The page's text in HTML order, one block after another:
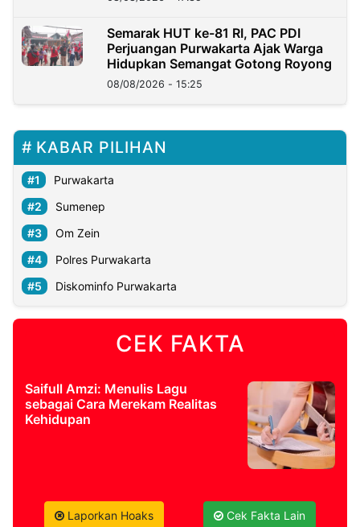
Semarak HUT ke-81 RI, PAC PDI
Perjuangan Purwakarta Ajak Warga
Hidupkan Semangat Gotong Royong
08/08/2026 - 15:25
KABAR PILIHAN
Purwakarta
Sumenep
Om Zein
Polres Purwakarta
Diskominfo Purwakarta
CEK FAKTA
Saifull Amzi: Menulis Lagu
sebagai Cara Merekam Realitas
Kehidupan
Laporkan Hoaks Cek Fakta Lain